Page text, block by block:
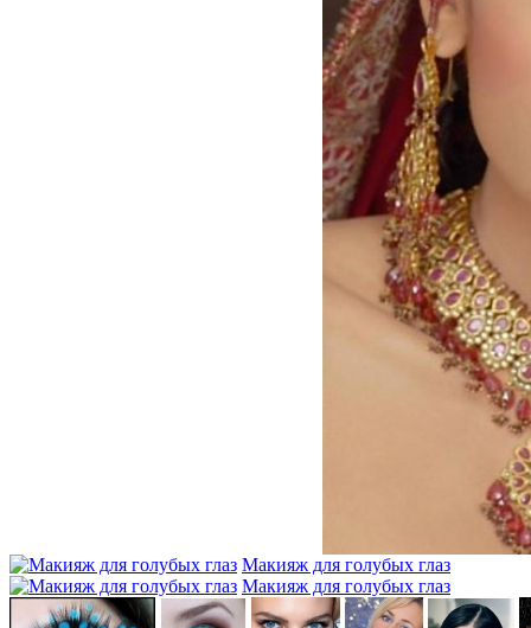
Макияж для голубых глаз
Макияж для голубых глаз